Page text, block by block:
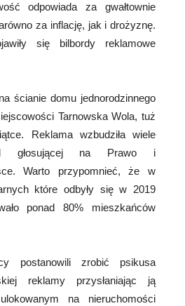
odpowiada za gwałtownie
za inflację, jak i drożyznę.
się bilbordy reklamowe
ścianie domu jednorodzinnego
Tarnowska Wola, tuż
Reklama wzbudziła wiele
głosującej na Prawo i
Warto przypomnieć, że w
które odbyły się w 2019
ponad 80% mieszkańców
postanowili zrobić psikusa
reklamy przysłaniając ją
na nieruchomości